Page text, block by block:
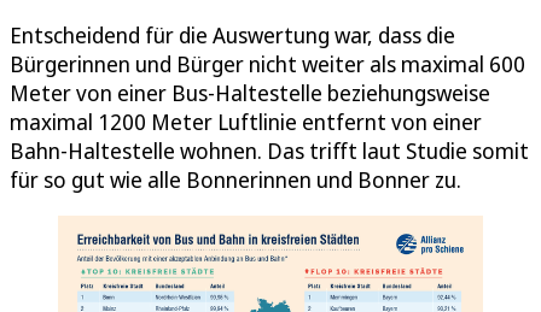
Entscheidend für die Auswertung war, dass die
Bürgerinnen und Bürger nicht weiter als maximal 600
Meter von einer Bus-Haltestelle beziehungsweise
maximal 1200 Meter Luftlinie entfernt von einer
Bahn-Haltestelle wohnen. Das trifft laut Studie somit
für so gut wie alle Bonnerinnen und Bonner zu.